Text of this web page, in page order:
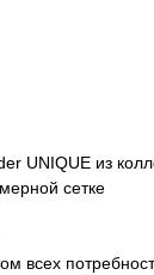
UNIQUE из
сетке
всех